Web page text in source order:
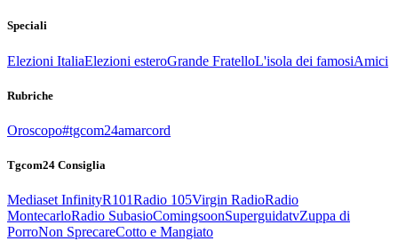
Speciali
Elezioni ItaliaElezioni esteroGrande FratelloL'isola dei famosiAmici
Rubriche
Oroscopo#tgcom24amarcord
Tgcom24 Consiglia
Mediaset InfinityR101Radio 105Virgin RadioRadio
MontecarloRadio SubasioComingsoonSuperguidatvZuppa di
PorroNon SprecareCotto e Mangiato